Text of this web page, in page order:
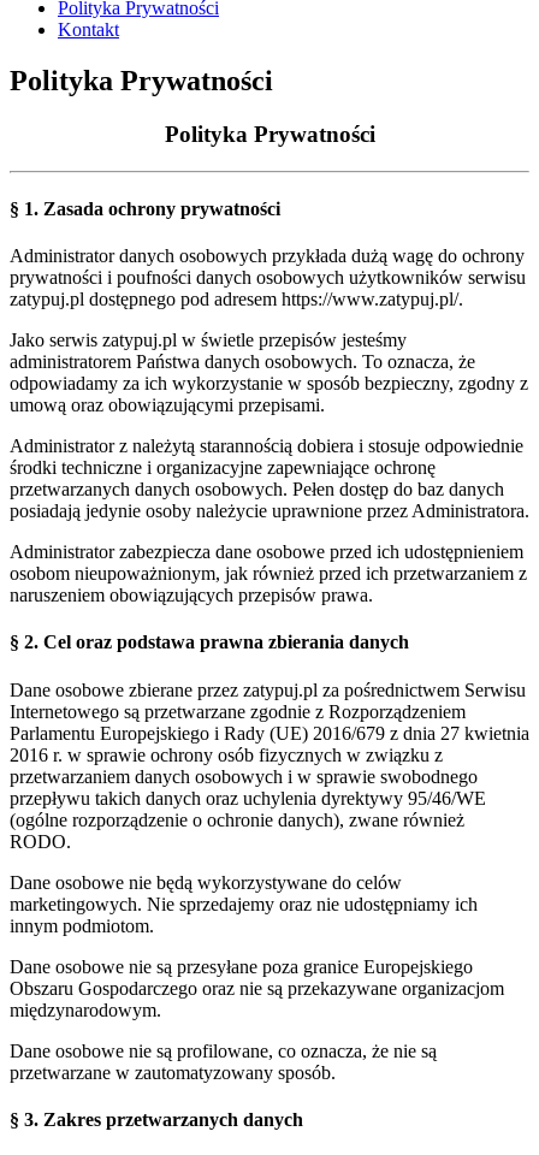
Polityka Prywatności
Kontakt
Polityka Prywatności
Polityka Prywatności
§ 1. Zasada ochrony prywatności
Administrator danych osobowych przykłada dużą wagę do ochrony
prywatności i poufności danych osobowych użytkowników serwisu
zatypuj.pl dostępnego pod adresem https://www.zatypuj.pl/.
Jako serwis zatypuj.pl w świetle przepisów jesteśmy
administratorem Państwa danych osobowych. To oznacza, że
odpowiadamy za ich wykorzystanie w sposób bezpieczny, zgodny z
umową oraz obowiązującymi przepisami.
Administrator z należytą starannością dobiera i stosuje odpowiednie
środki techniczne i organizacyjne zapewniające ochronę
przetwarzanych danych osobowych. Pełen dostęp do baz danych
posiadają jedynie osoby należycie uprawnione przez Administratora.
Administrator zabezpiecza dane osobowe przed ich udostępnieniem
osobom nieupoważnionym, jak również przed ich przetwarzaniem z
naruszeniem obowiązujących przepisów prawa.
§ 2. Cel oraz podstawa prawna zbierania danych
Dane osobowe zbierane przez zatypuj.pl za pośrednictwem Serwisu
Internetowego są przetwarzane zgodnie z Rozporządzeniem
Parlamentu Europejskiego i Rady (UE) 2016/679 z dnia 27 kwietnia
2016 r. w sprawie ochrony osób fizycznych w związku z
przetwarzaniem danych osobowych i w sprawie swobodnego
przepływu takich danych oraz uchylenia dyrektywy 95/46/WE
(ogólne rozporządzenie o ochronie danych), zwane również
RODO.
Dane osobowe nie będą wykorzystywane do celów
marketingowych. Nie sprzedajemy oraz nie udostępniamy ich
innym podmiotom.
Dane osobowe nie są przesyłane poza granice Europejskiego
Obszaru Gospodarczego oraz nie są przekazywane organizacjom
międzynarodowym.
Dane osobowe nie są profilowane, co oznacza, że nie są
przetwarzane w zautomatyzowany sposób.
§ 3. Zakres przetwarzanych danych